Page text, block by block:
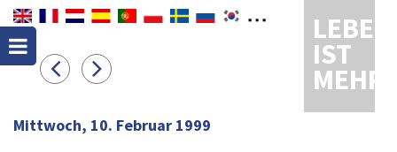
LEBEN
IST
MEHR
Mittwoch, 10. Februar 1999